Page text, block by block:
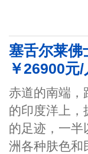
塞舌尔莱佛
￥26900元/
赤道的南端，
的印度洋上，
的足迹，一半
洲各种肤色